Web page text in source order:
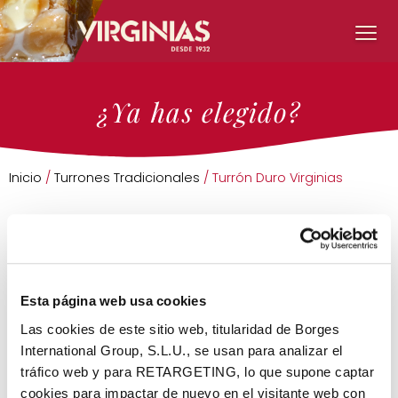
Esta página web usa cookies
Las cookies de este sitio web, titularidad de Borges
International Group, S.L.U., se usan para analizar el
tráfico web y para RETARGETING, lo que supone captar
cookies para impactar de nuevo en el visitante web con
¿Ya has elegido?
Inicio / Turrones Tradicionales / Turrón Duro Virginias